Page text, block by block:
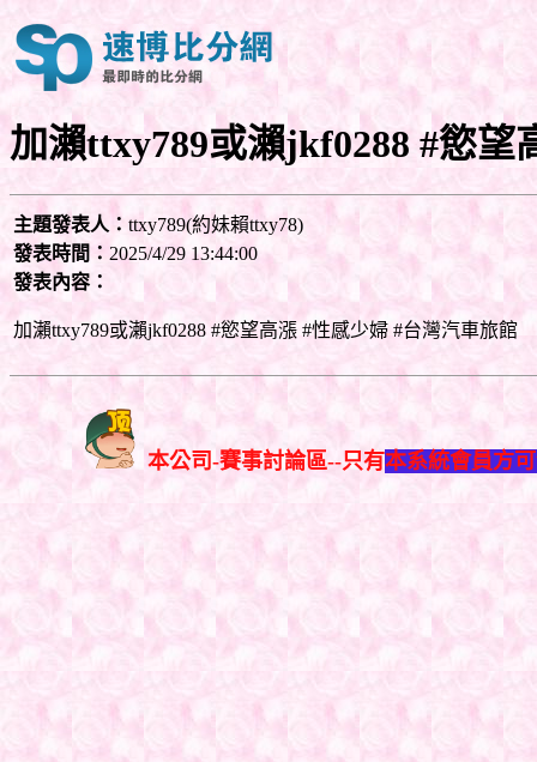
加瀨ttxy789或瀨jkf0288 #慾望
主題發表人： ttxy789(約妹賴ttxy78)
發表時間： 2025/4/29 13:44:00
發表內容：
加瀨ttxy789或瀨jkf0288 #慾望高漲 #性感少婦 #台灣汽車旅館
本公司-賽事討論區--只有本系統會員方